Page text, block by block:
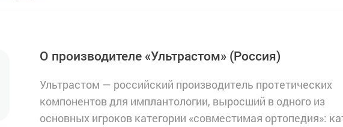
О производителе «Ультрастом» (Россия)
Ультрастом — российский производитель протетических
компонентов для имплантологии, выросший в одного из
основных игроков категории «совместимая ортопедия»: